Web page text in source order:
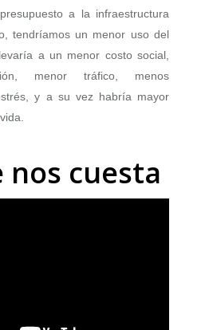
a la infraestructura
tendríamos un menor uso del
a un menor costo social,
menor tráfico, menos
y a su vez habría mayor
nos cuesta